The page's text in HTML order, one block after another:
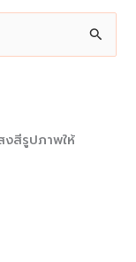
สีรูปภาพให้